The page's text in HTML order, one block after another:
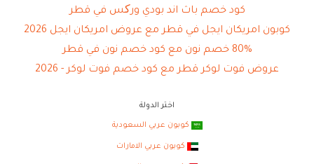
كود خصم باث اند بودي ورکس في قطر
كوبون امريكان ايجل في قطر مع عروض امريكان ايجل 2026
80% خصم نون مع كود خصم نون في قطر
عروض فوت لوكر قطر مع كود خصم فوت لوكر - 2026
اختر الدولة
كوبون عربي السعودية
كوبون عربي الامارات